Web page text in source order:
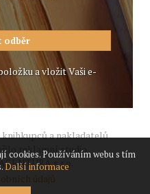
a vložit Vaši e-
knihkupců a nakladatelů
reklamní studio
s.r.o.
údajů
cookies. Používáním webu s tím
Další informace